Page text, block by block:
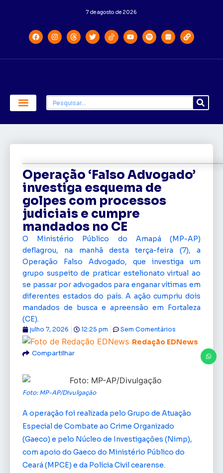
7 de agosto de 2026
Operação ‘Falso Advogado’
investiga esquema de
golpes com processos
judiciais e cumpre
mandados no CE
O Ministério Público do Amapá (MP-AP)
deflagrou, na manhã desta terça-feira (7), a
Operação Falso Advogado, que investiga um
grupo suspeito de praticar estelionato virtual ao
se passar por advogados para enganar vítimas em
diferentes estados do país. A ação cumpriu dois
mandados de busca e apreensão em Fortaleza
(CE).
Redação EDNews
julho 7, 2026 12:25 pm Sem Comentários
Compartilhar
Foto: MP-AP/Divulgação
A operação foi realizada pelo Grupo de Atuação
Especial de Combate ao Crime Organizado
(Gaeco) e pelo Núcleo de Investigações (Nimp),
com apoio do Gaeco do Ministério Público do
Ceará (MPCE) e da Polícia Civil cearense.